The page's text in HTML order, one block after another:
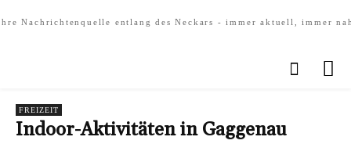
Nachrichtenquelle entlang des Neckars - immer aktuell, immer
FREIZEIT
Indoor-Aktivitäten in Gaggenau